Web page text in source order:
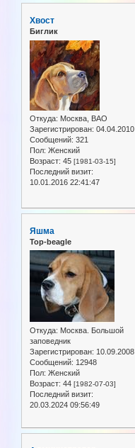
Хвост
Биглик
Откуда: Москва, ВАО
Зарегистрирован: 04.04.2010
Сообщений: 321
Пол: Женский
Возраст: 45 [1981-03-15]
Последний визит:
10.01.2016 22:41:47
Яшма
Top-beagle
Откуда: Москва. Большой
заповедник
Зарегистрирован: 10.09.2008
Сообщений: 12948
Пол: Женский
Возраст: 44 [1982-07-03]
Последний визит:
20.03.2024 09:56:49